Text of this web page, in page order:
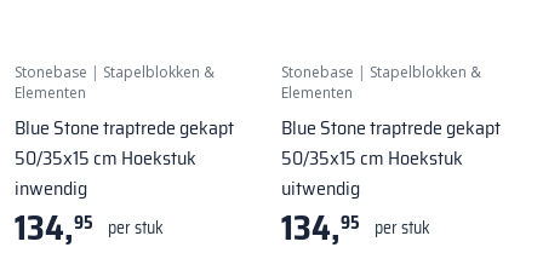
Stonebase | Stapelblokken &
Elementen
Blue Stone traptrede gekapt
50/35x15 cm Hoekstuk
inwendig
134,95 per stuk
Stonebase | Stapelblokken &
Elementen
Blue Stone traptrede gekapt
50/35x15 cm Hoekstuk
uitwendig
134,95 per stuk